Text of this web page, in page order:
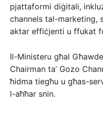
pjattaformi diġitali,
channels tal-marketing,
aktar effiċjenti u ffukat
Il-Ministeru għal
Chairman ta’ Gozo
ħidma tiegħu u għas-
l-aħħar snin.